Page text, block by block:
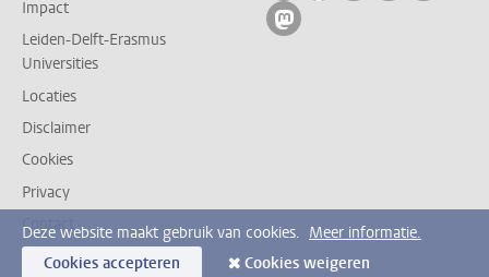
Impact
Leiden-Delft-Erasmus
Universities
Locaties
Disclaimer
Cookies
Privacy
Contact
Volg ons op mastodon
Deze website maakt gebruik van cookies. Meer informatie.
Cookies accepteren
Cookies weigeren